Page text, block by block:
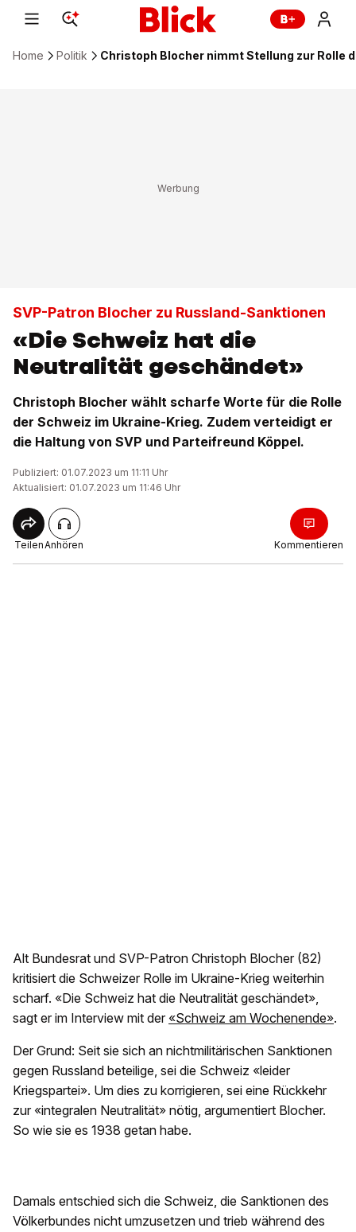
Home Politik Christoph Blocher nimmt Stellung zur Rolle
SVP-Patron Blocher zu Russland-Sanktionen
«Die Schweiz hat die
Neutralität geschändet»
Christoph Blocher wählt scharfe Worte für die Rolle
der Schweiz im Ukraine-Krieg. Zudem verteidigt er
die Haltung von SVP und Parteifreund Köppel.
Publiziert: 01.07.2023 um 11:11 Uhr
Aktualisiert: 01.07.2023 um 11:46 Uhr
TeilenAnhören Kommentieren
Alt Bundesrat und SVP-Patron Christoph Blocher (82)
kritisiert die Schweizer Rolle im Ukraine-Krieg weiterhin
scharf. «Die Schweiz hat die Neutralität geschändet»,
sagt er im Interview mit der «Schweiz am Wochenende».
Der Grund: Seit sie sich an nichtmilitärischen Sanktionen
gegen Russland beteilige, sei die Schweiz «leider
Kriegspartei». Um dies zu korrigieren, sei eine Rückkehr
zur «integralen Neutralität» nötig, argumentiert Blocher.
So wie sie es 1938 getan habe.
Damals entschied sich die Schweiz, die Sanktionen des
Völkerbundes nicht umzusetzen und trieb während des